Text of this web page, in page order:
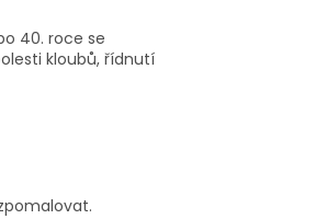
40. roce se
kloubů, řídnutí